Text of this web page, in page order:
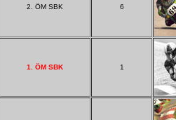
2. ÖM SBK 6
1. ÖM SBK 1